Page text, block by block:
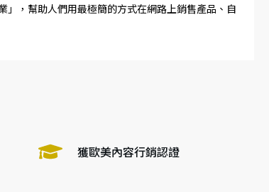
，幫助人們用最極簡的方式在網路上銷售產品、自
獲歐美內容行銷認證